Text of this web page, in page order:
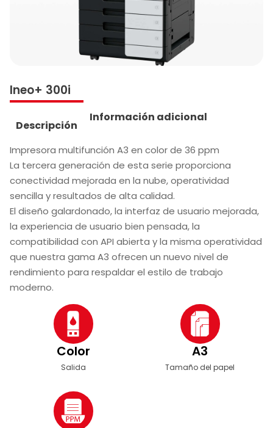
Ineo+ 300i
Descripción
Información adicional
Impresora multifunción A3 en color de 36 ppm
La tercera generación de esta serie proporciona
conectividad mejorada en la nube, operatividad
sencilla y resultados de alta calidad.
El diseño galardonado, la interfaz de usuario mejorada,
la experiencia de usuario bien pensada, la
compatibilidad con API abierta y la misma operatividad
que nuestra gama A3 ofrecen un nuevo nivel de
rendimiento para respaldar el estilo de trabajo
moderno.
Color
Salida
A3
Tamaño del papel